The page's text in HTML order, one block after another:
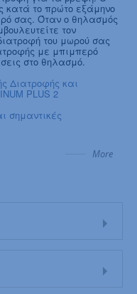
κατά το πρώτο εξάμηνο
σας. Όταν ο θηλασμός
τον
του μωρού σας
με μπιμπερό
στο θηλασμό.
Διατροφής και
PLUS 2
σημαντικές
More